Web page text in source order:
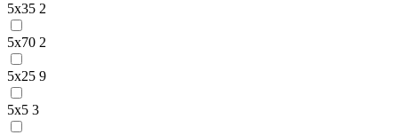
5х35 2
5х70 2
5х25 9
5х5 3